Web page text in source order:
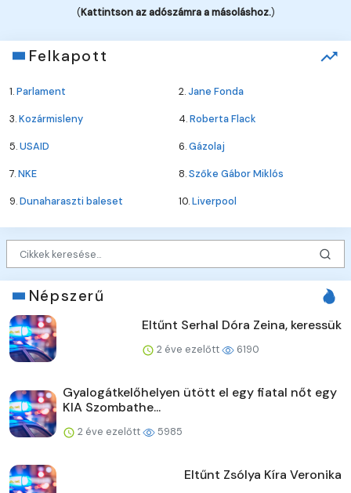
(Kattintson az adószámra a másoláshoz.)
Felkapott
1.Parlament 2.Jane Fonda
3.Kozármisleny 4.Roberta Flack
5.USAID 6.Gázolaj
7.NKE 8.Szőke Gábor Miklós
9.Dunaharaszti baleset 10.Liverpool
Népszerű
Eltűnt Serhal Dóra Zeina, keressük
2 éve ezelőtt 6190
Gyalogátkelőhelyen ütött el egy fiatal nőt egy
KIA Szombathe...
2 éve ezelőtt 5985
Eltűnt Zsólya Kíra Veronika